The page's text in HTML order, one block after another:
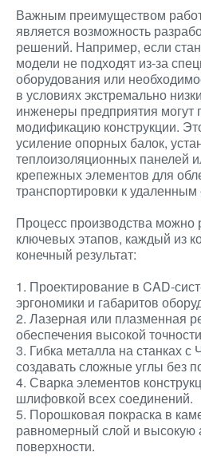
Важным преимуществом
является возможность
решений. Например, если
модели не подходят из-за
оборудования или
в условиях экстремально
инженеры предприятия могут
модификацию конструкции.
усиление опорных балок,
теплоизоляционных панелей
крепежных элементов для
транспортировки к удаленным
Процесс производства можно
ключевых этапов, каждый из
конечный результат:
1. Проектирование в CAD-
эргономики и габаритов
2. Лазерная или плазменная
обеспечения высокой
3. Гибка металла на станках с
создавать сложные углы без
4. Сварка элементов
шлифовкой всех соединений.
5. Порошковая покраска в
равномерный слой и высокую
поверхности.